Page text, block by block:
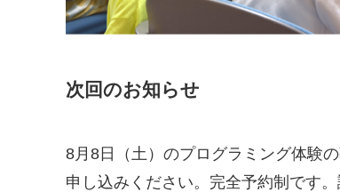
次回のお知らせ
8月8日（土）のプログラミング体験
申し込みください。完全予約制です